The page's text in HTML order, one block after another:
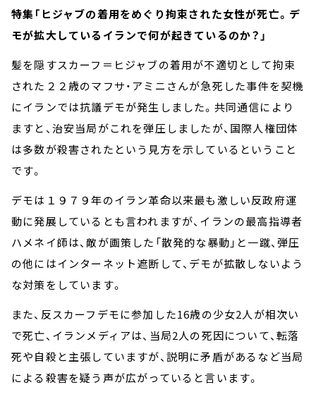
特集「ヒジャブの着用をめぐり拘束された女性が死亡。デ
モが拡大しているイランで何が起きているのか？」
髪を隠すスカーフ＝ヒジャブの着用が不適切として拘束
された２２歳のマフサ・アミニさんが急死した事件を契機
にイランでは抗議デモが発生しました。共同通信により
ますと、治安当局がこれを弾圧しましたが、国際人権団体
は多数が殺害されたという見方を示しているということ
です。
デモは１９７９年のイラン革命以来最も激しい反政府運
動に発展しているとも言われますが、イランの最高指導者
ハメネイ師は、敵が画策した「散発的な暴動」と一蹴、弾圧
の他にはインターネット遮断して、デモが拡散しないよう
な対策をしています。
また、反スカーフデモに参加した16歳の少女2人が相次い
で死亡、イランメディアは、当局2人の死因について、転落
死や自殺と主張していますが、説明に矛盾があるなど当局
による殺害を疑う声が広がっていると言います。